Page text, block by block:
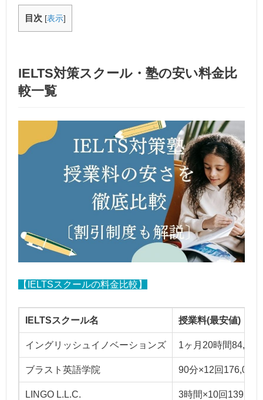
目次 [表示]
IELTS対策スクール・塾の安い料金比
較一覧
【IELTSスクールの料金比較】
IELTSスクール名 授業料(最安値)
イングリッシュイノベーションズ 1ヶ月20時間84,095
ブラスト英語学院 90分×12回176,000
LINGO L.L.C. 3時間×10回